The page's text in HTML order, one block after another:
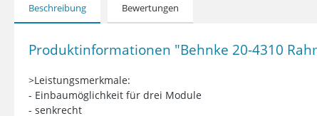
Beschreibung Bewertungen
Produktinformationen "Behnke 20-4310
>Leistungsmerkmale:
- Einbaumöglichkeit für drei Module
- senkrecht